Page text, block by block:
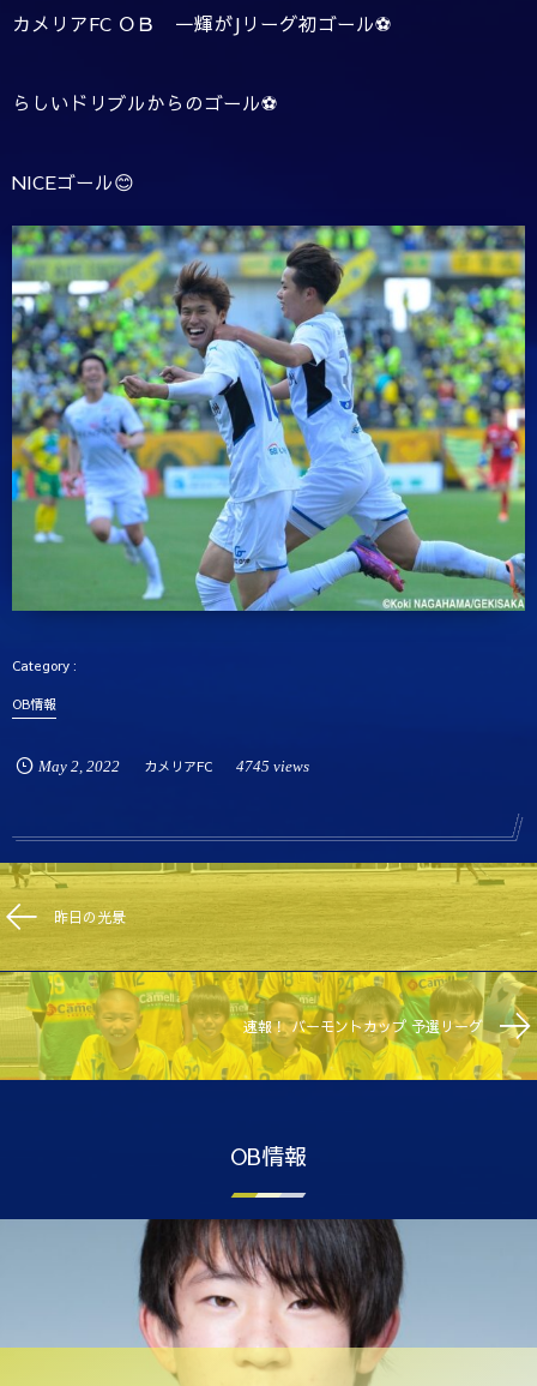
カメリアFC ＯＢ 一輝がJリーグ初ゴール⚽️
らしいドリブルからのゴール⚽️
NICEゴール😊
OB情報
May 2, 2022 カメリアFC 4745 views
昨日の光景
速報！ バーモントカップ 予選リーグ
OB情報